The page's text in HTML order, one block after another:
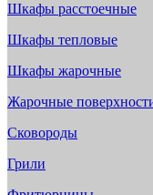
Шкафы расстоечные
Шкафы тепловые
Шкафы жарочные
Жарочные
Сковороды
Грили